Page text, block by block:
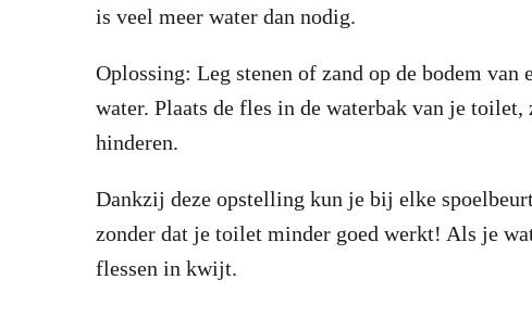
is veel meer water dan nodig.
Oplossing: Leg stenen of zand op de bodem van
water. Plaats de fles in de waterbak van je toilet,
hinderen.
Dankzij deze opstelling kun je bij elke
zonder dat je toilet minder goed werkt! Als je
flessen in kwijt.